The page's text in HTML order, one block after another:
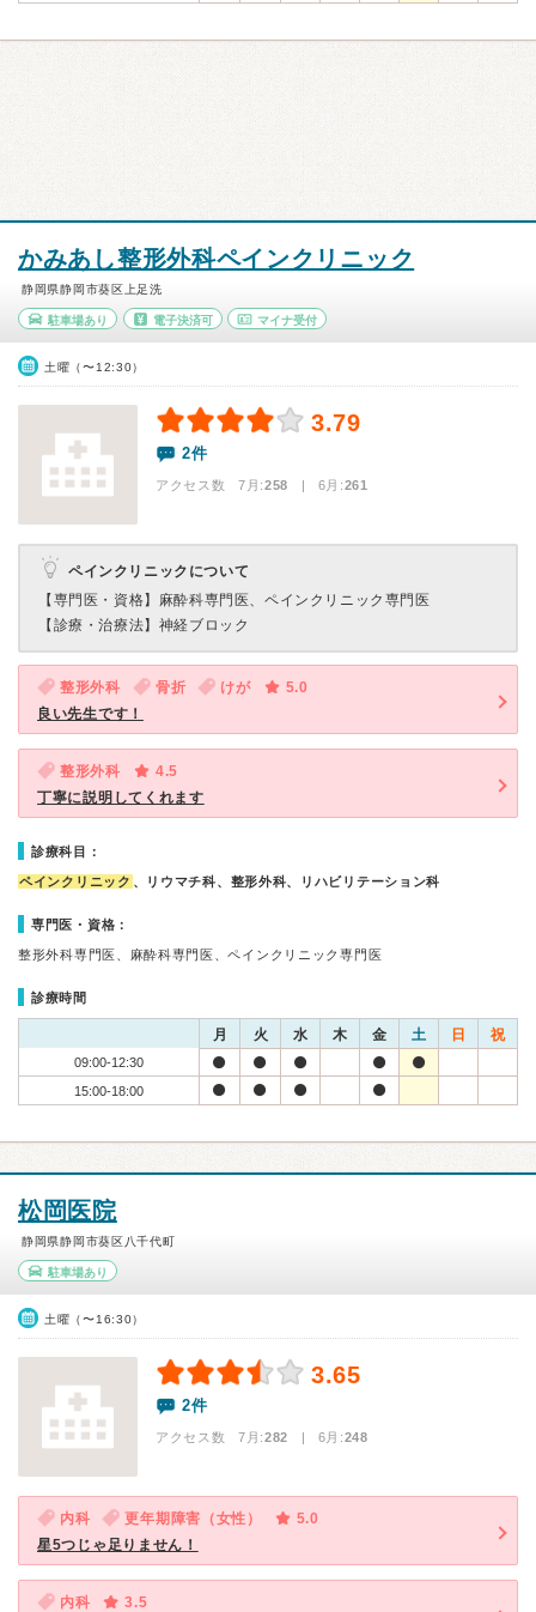
かみあし整形外科ペインクリニック
静岡県静岡市葵区上足洗
駐車場あり 電子決済可 マイナ受付
土曜（〜12:30）
3.79
2件
アクセス数 7月:258 | 6月:261
ペインクリニックについて
【専門医・資格】 麻酔科専門医、ペインクリニック専門医
【診療・治療法】 神経ブロック
整形外科 骨折 けが
5.0
良い先生です！
整形外科
4.5
丁寧に説明してくれます
診療科目：
ペインクリニック 、リウマチ科、整形外科、リハビリテーション科
専門医・資格：
整形外科専門医、麻酔科専門医、ペインクリニック専門医
診療時間
月 火 水 木 金 土 日 祝
09:00-12:30
15:00-18:00
松岡医院
静岡県静岡市葵区八千代町
駐車場あり
土曜（〜16:30）
3.65
2件
アクセス数 7月:282 | 6月:248
内科 更年期障害（女性）
5.0
星5つじゃ足りません！
内科
3.5